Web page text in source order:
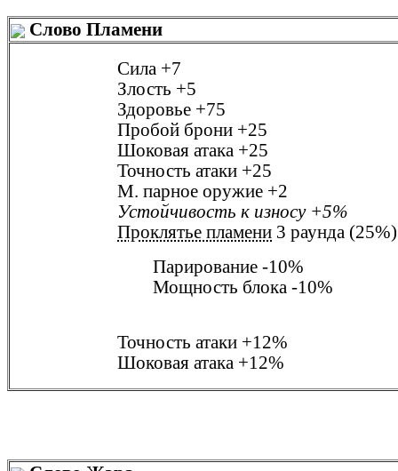
Слово Пламени
Сила +7
Злость +5
Здоровье +75
Пробой брони +25
Шоковая атака +25
Точность атаки +25
М. парное оружие +2
Устойчивость к износу +5%
Проклятье пламени 3 раунда (25%)
Парирование -10%
Мощность блока -10%
Точность атаки +12%
Шоковая атака +12%